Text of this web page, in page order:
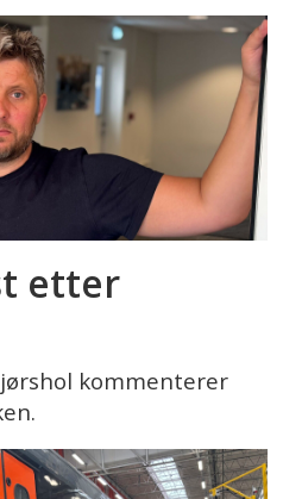
etter
kommenterer